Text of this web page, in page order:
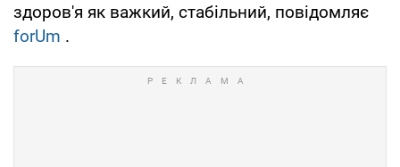
здоров'я як важкий, стабільний, повідомляє
forUm .